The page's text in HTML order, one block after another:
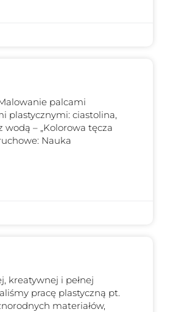
palcami
plastycznymi: ciastolina,
– „Kolorowa tęcza
Nauka
kreatywnej i pełnej
pracę plastyczną pt.
materiałów,